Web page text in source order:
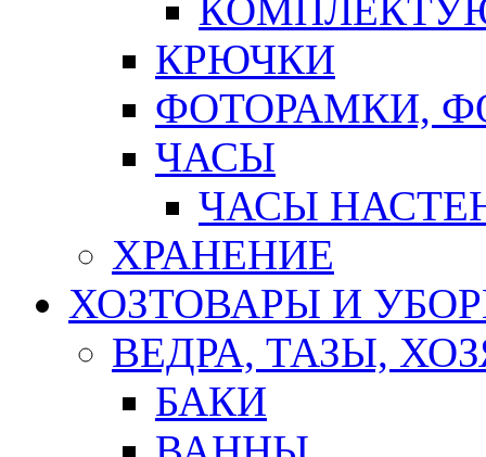
КРЮЧКИ
ФОТОРАМКИ,
ЧАСЫ
ЧАСЫ
ХРАНЕНИЕ
ХОЗТОВАРЫ И
ВЕДРА, ТАЗЫ,
БАКИ